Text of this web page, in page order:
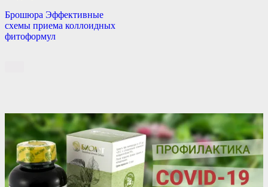
Брошюра Эффективные
схемы приема коллоидных
фитоформул